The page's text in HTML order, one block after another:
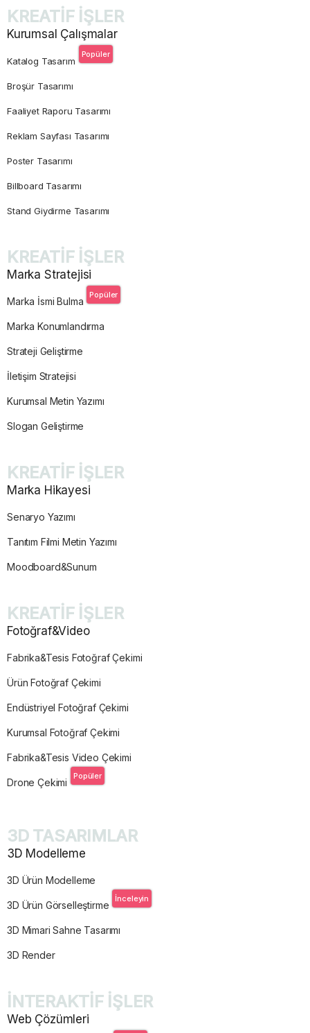
KREATİF İŞLER
Kurumsal Çalışmalar
Katalog Tasarım
Popüler
Broşür Tasarımı
Faaliyet Raporu Tasarımı
Reklam Sayfası Tasarımı
Poster Tasarımı
Billboard Tasarımı
Stand Giydirme Tasarımı
KREATİF İŞLER
Marka Stratejisi
Marka İsmi Bulma
Popüler
Marka Konumlandırma
Strateji Geliştirme
İletişim Stratejisi
Kurumsal Metin Yazımı
Slogan Geliştirme
KREATİF İŞLER
Marka Hikayesi
Senaryo Yazımı
Tanıtım Filmi Metin Yazımı
Moodboard&Sunum
KREATİF İŞLER
Fotoğraf&Video
Fabrika&Tesis Fotoğraf Çekimi
Ürün Fotoğraf Çekimi
Endüstriyel Fotoğraf Çekimi
Kurumsal Fotoğraf Çekimi
Fabrika&Tesis Video Çekimi
Drone Çekimi
Popüler
3D TASARIMLAR
3D Modelleme
3D Ürün Modelleme
3D Ürün Görselleştirme
İnceleyin
3D Mimari Sahne Tasarımı
3D Render
İNTERAKTİF İŞLER
Web Çözümleri